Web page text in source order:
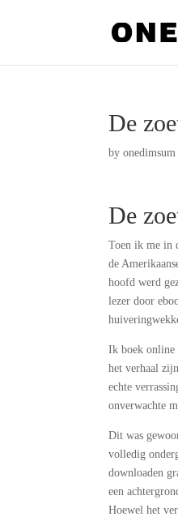
De
byonedimsum
De
Toen ik me in
de
hoofd werd
lezer door
Ik boek online
het verhaal
echte
onverwachte
Dit was
volledig
downloaden
een
Hoewel het